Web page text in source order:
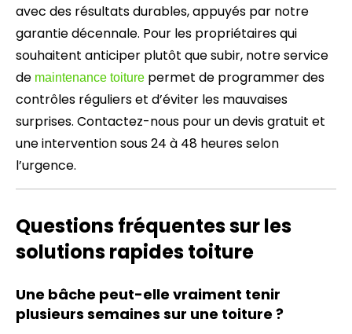
avec des résultats durables, appuyés par notre
garantie décennale. Pour les propriétaires qui
souhaitent anticiper plutôt que subir, notre service
de maintenance toiture permet de programmer des
contrôles réguliers et d’éviter les mauvaises
surprises. Contactez-nous pour un devis gratuit et
une intervention sous 24 à 48 heures selon
l’urgence.
Questions fréquentes sur les
solutions rapides toiture
Une bâche peut-elle vraiment tenir
plusieurs semaines sur une toiture ?